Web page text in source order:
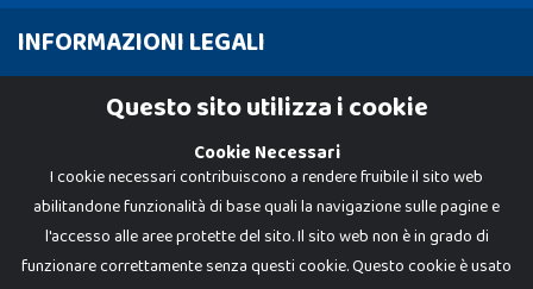
INFORMAZIONI LEGALI
Cookie PolicyQuesto sito utilizza i cookie
Cookie Necessari
I cookie necessari contribuiscono a rendere fruibile il sito web
abilitandone funzionalità di base quali la navigazione sulle pagine e
l'accesso alle aree protette del sito. Il sito web non è in grado di
funzionare correttamente senza questi cookie. Questo cookie è usato